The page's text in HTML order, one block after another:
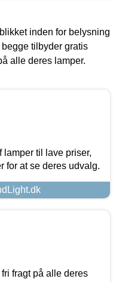
inden for belysning
begge tilbyder gratis
alle deres lamper.
lamper til lave priser,
for at se deres udvalg.
fragt på alle deres